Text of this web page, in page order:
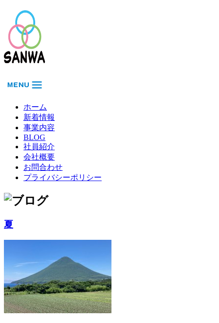
ホーム
新着情報
事業内容
BLOG
社員紹介
会社概要
お問合わせ
プライバシーポリシー
夏